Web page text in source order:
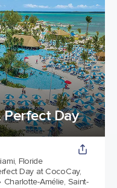
Perfect Day
Floride
Day at CocoCay,
Charlotte-Amélie, Saint-